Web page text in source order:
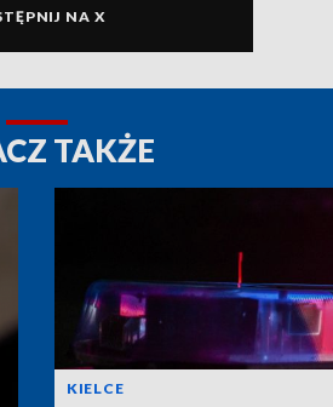
NA X
TAKŻE
KIELCE